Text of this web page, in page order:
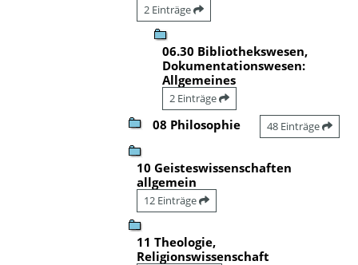
2 Einträge
06.30 Bibliothekswesen,
Dokumentationswesen:
Allgemeines
2 Einträge
08 Philosophie 48 Einträge
10 Geisteswissenschaften
allgemein
12 Einträge
11 Theologie,
Religionswissenschaft